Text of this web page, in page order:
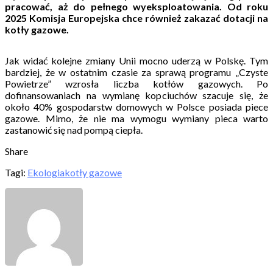
pracować, aż do pełnego wyeksploatowania. Od roku
2025 Komisja Europejska chce również zakazać dotacji na
kotły gazowe.
Jak widać kolejne zmiany Unii mocno uderzą w Polskę. Tym
bardziej, że w ostatnim czasie za sprawą programu „Czyste
Powietrze” wzrosła liczba kotłów gazowych. Po
dofinansowaniach na wymianę kopciuchów szacuje się, że
około 40% gospodarstw domowych w Polsce posiada piece
gazowe. Mimo, że nie ma wymogu wymiany pieca warto
zastanowić się nad pompą ciepła.
Share
Tagi: Ekologiakotły gazowe